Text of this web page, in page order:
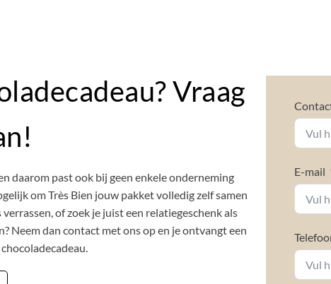
Vraag
daarom past ook bij geen enkele onderneming
om Très Bien jouw pakket volledig zelf samen
of zoek je juist een relatiegeschenk als
Neem dan contact met ons op en je ontvangt een
E-mail